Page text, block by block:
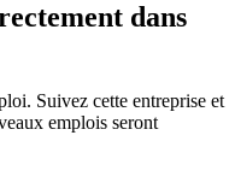
dans
Suivez cette entreprise et
emplois seront